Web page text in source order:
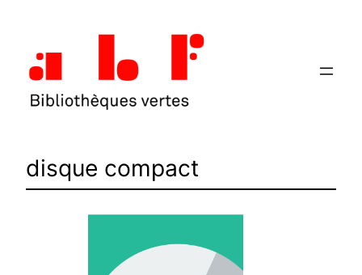
contenu
disque compact